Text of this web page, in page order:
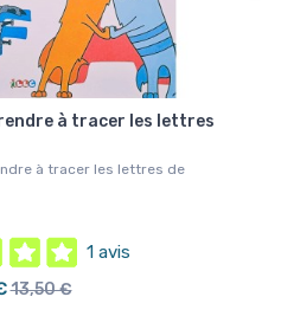
à tracer les lettres
à tracer les lettres de
1 avis
13,50 €